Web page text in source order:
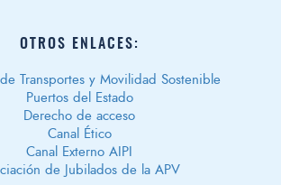
OTROS ENLACES:
Transportes y Movilidad Sostenible
Puertos del Estado
Derecho de acceso
Canal Ético
Canal Externo AIPI
de Jubilados de la APV